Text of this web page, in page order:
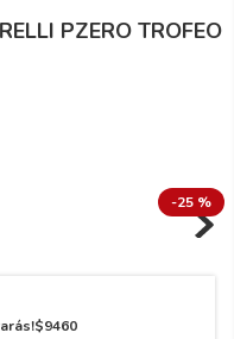
PZERO TROFEO
-25 %
$9460